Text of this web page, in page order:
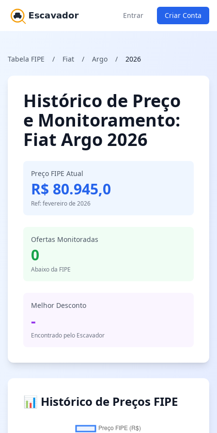
Entrar Criar Conta
Tabela FIPE / Fiat / Argo / 2026
Histórico de Preço
e Monitoramento:
Fiat Argo 2026
Preço FIPE Atual
R$ 80.945,0
Ref: fevereiro de 2026
Ofertas Monitoradas
0
Abaixo da FIPE
Melhor Desconto
-
Encontrado pelo Escavador
📊 Histórico de Preços FIPE